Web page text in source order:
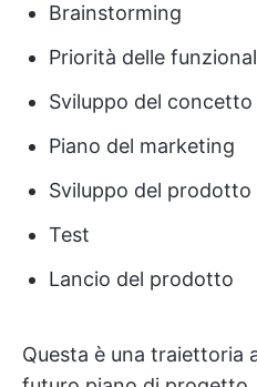
Brainstorming
Priorità delle
Sviluppo del concetto
Piano del marketing
Sviluppo del prodotto
Test
Lancio del prodotto
Questa è una traiettoria